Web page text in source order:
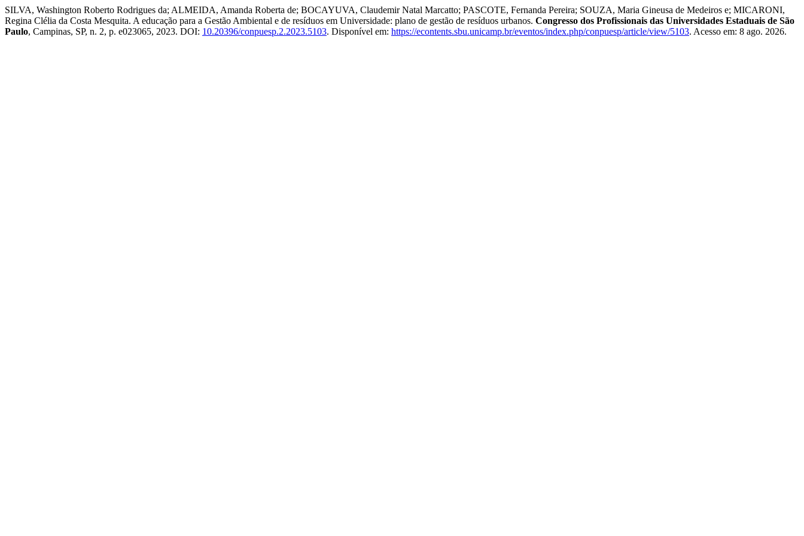
SILVA, Washington Roberto Rodrigues da; ALMEIDA, Amanda Roberta de; BOCAYUVA, Claudemir Natal Marcatto; PASCOTE, Fernanda Pereira; SOUZA, Maria Gineusa de Medeiros e; MICARONI,
Regina Clélia da Costa Mesquita. A educação para a Gestão Ambiental e de resíduos em Universidade: plano de gestão de resíduos urbanos. Congresso dos Profissionais das Universidades Estaduais de São
Paulo, Campinas, SP, n. 2, p. e023065, 2023. DOI: 10.20396/conpuesp.2.2023.5103. Disponível em: https://econtents.sbu.unicamp.br/eventos/index.php/conpuesp/article/view/5103. Acesso em: 8 ago. 2026.